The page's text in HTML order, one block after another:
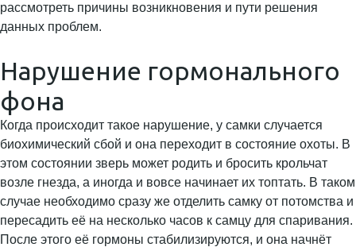
рассмотреть причины возникновения и пути решения
данных проблем.
Нарушение гормонального
фона
Когда происходит такое нарушение, у самки случается
биохимический сбой и она переходит в состояние охоты. В
этом состоянии зверь может родить и бросить крольчат
возле гнезда, а иногда и вовсе начинает их топтать. В таком
случае необходимо сразу же отделить самку от потомства и
пересадить её на несколько часов к самцу для спаривания.
После этого её гормоны стабилизируются, и она начнёт